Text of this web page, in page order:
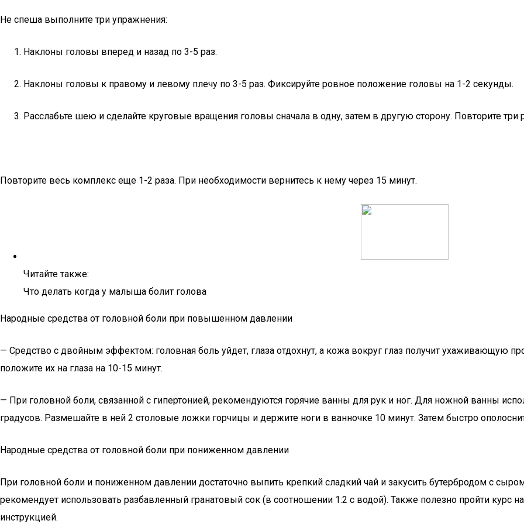
Не спеша выполните три упражнения:
Наклоны головы вперед и назад по 3-5 раз.
Наклоны головы к правому и левому плечу по 3-5 раз. Фиксируйте ровное положение головы на 1-2 секунды.
Расслабьте шею и сделайте круговые вращения головы сначала в одну, затем в другую сторону. Повторите три
Повторите весь комплекс еще 1-2 раза. При необходимости вернитесь к нему через 15 минут.
Читайте также:
Что делать когда у малыша болит голова
Народные средства от головной боли при повышенном давлении
— Средство с двойным эффектом: головная боль уйдет, глаза отдохнут, а кожа вокруг глаз получит ухаживающую
положите их на глаза на 10-15 минут.
— При головной боли, связанной с гипертонией, рекомендуются горячие ванны для рук и ног. Для ножной ванны
градусов. Размешайте в ней 2 столовые ложки горчицы и держите ноги в ванночке 10 минут. Затем быстро
Народные средства от головной боли при пониженном давлении
При головной боли и пониженном давлении достаточно выпить крепкий сладкий чай и закусить бутербродом с
рекомендует использовать разбавленный гранатовый сок (в соотношении 1:2 с водой). Также полезно пройти курс
инструкцией.